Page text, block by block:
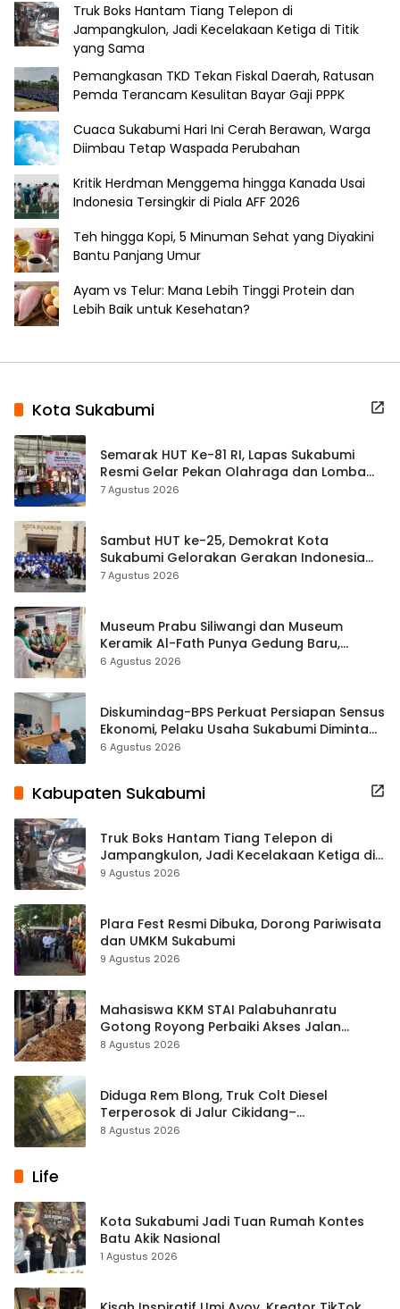
Truk Boks Hantam Tiang Telepon di
Jampangkulon, Jadi Kecelakaan Ketiga di Titik
yang Sama
Pemangkasan TKD Tekan Fiskal Daerah, Ratusan
Pemda Terancam Kesulitan Bayar Gaji PPPK
Cuaca Sukabumi Hari Ini Cerah Berawan, Warga
Diimbau Tetap Waspada Perubahan
Kritik Herdman Menggema hingga Kanada Usai
Indonesia Tersingkir di Piala AFF 2026
Teh hingga Kopi, 5 Minuman Sehat yang Diyakini
Bantu Panjang Umur
Ayam vs Telur: Mana Lebih Tinggi Protein dan
Lebih Baik untuk Kesehatan?
Kota Sukabumi
Semarak HUT Ke-81 RI, Lapas Sukabumi
Resmi Gelar Pekan Olahraga dan Lomba
Tradisional
7 Agustus 2026
Sambut HUT ke-25, Demokrat Kota
Sukabumi Gelorakan Gerakan Indonesia
ASRI Lewat Aksi Bersih Masjid Agung
7 Agustus 2026
Museum Prabu Siliwangi dan Museum
Keramik Al-Fath Punya Gedung Baru,
Hampir 500 Koleksi Dipisahkan
6 Agustus 2026
Diskumindag-BPS Perkuat Persiapan Sensus
Ekonomi, Pelaku Usaha Sukabumi Diminta
Terbuka Beri Data
6 Agustus 2026
Kabupaten Sukabumi
Truk Boks Hantam Tiang Telepon di
Jampangkulon, Jadi Kecelakaan Ketiga di
Titik yang Sama
9 Agustus 2026
Plara Fest Resmi Dibuka, Dorong Pariwisata
dan UMKM Sukabumi
9 Agustus 2026
Mahasiswa KKM STAI Palabuhanratu
Gotong Royong Perbaiki Akses Jalan
Majelis Ta’lim di Sagaranten
8 Agustus 2026
Diduga Rem Blong, Truk Colt Diesel
Terperosok di Jalur Cikidang–
Palabuhanratu
8 Agustus 2026
Life
Kota Sukabumi Jadi Tuan Rumah Kontes
Batu Akik Nasional
1 Agustus 2026